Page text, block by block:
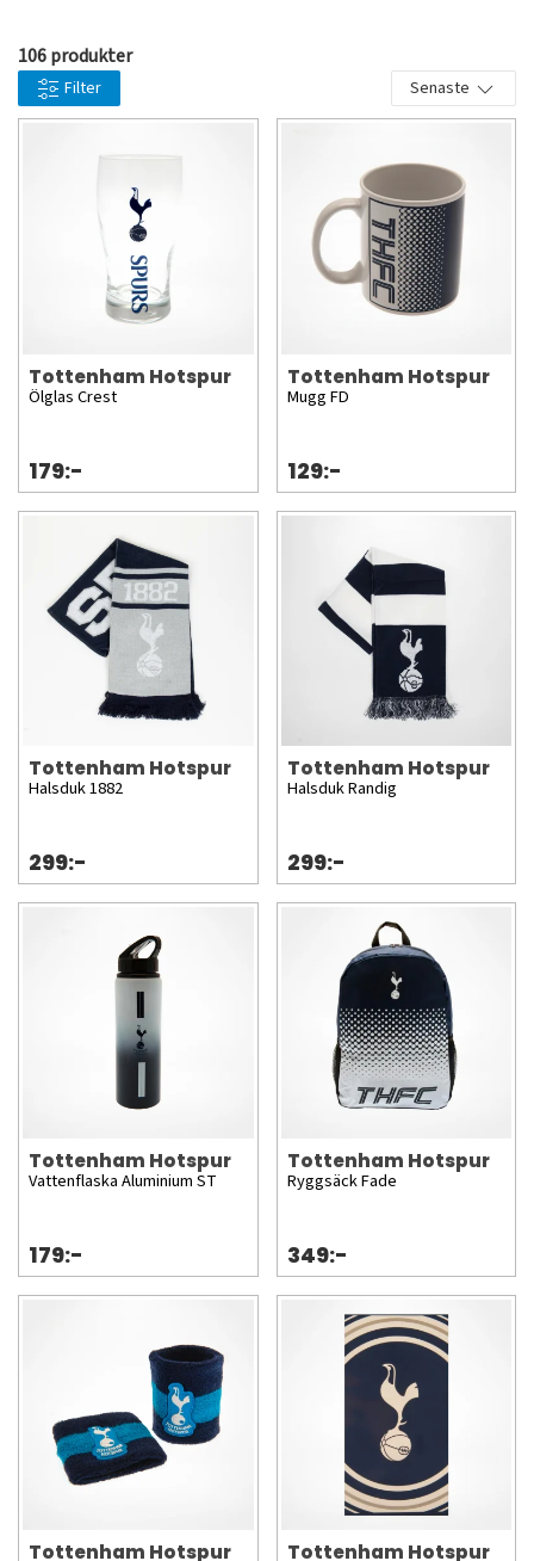
har dessa till avspark. Vår ambition är att hela tiden bredda
vårt sortiment och jobbar löpande med detta.
106 produkter
Filter Senaste
Tottenham Hotspur
Ölglas Crest
179:-
Tottenham Hotspur
Mugg FD
129:-
Tottenham Hotspur
Halsduk 1882
299:-
Tottenham Hotspur
Halsduk Randig
299:-
Tottenham Hotspur
Vattenflaska Aluminium ST
179:-
Tottenham Hotspur
Ryggsäck Fade
349:-
Tottenham Hotspur
Tottenham Hotspur